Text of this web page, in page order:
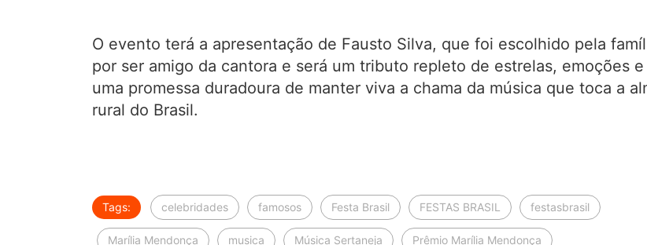
O evento terá a apresentação de Fausto Silva, que foi escolhido pela
por ser amigo da cantora e será um tributo repleto de estrelas, emoções e
uma promessa duradoura de manter viva a chama da música que toca a
rural do Brasil.
Tags: celebridades famosos Festa Brasil FESTAS BRASIL festasbrasil
Marília Mendonça musica Música Sertaneja Prêmio Marília Mendonça